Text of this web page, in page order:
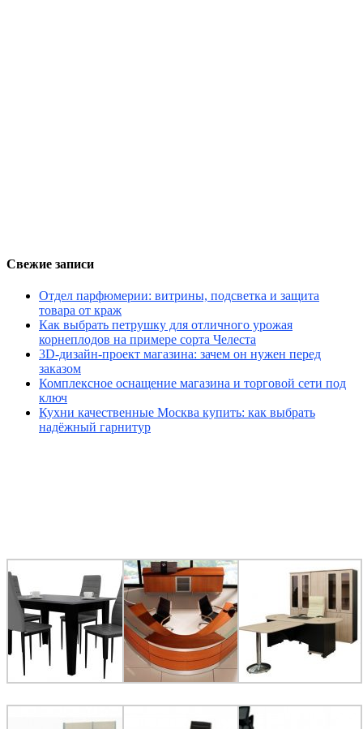
Свежие записи
Отдел парфюмерии: витрины, подсветка и защита
товара от краж
Как выбрать петрушку для отличного урожая
корнеплодов на примере сорта Челеста
3D-дизайн-проект магазина: зачем он нужен перед
заказом
Комплексное оснащение магазина и торговой сети под
ключ
Кухни качественные Москва купить: как выбрать
надёжный гарнитур